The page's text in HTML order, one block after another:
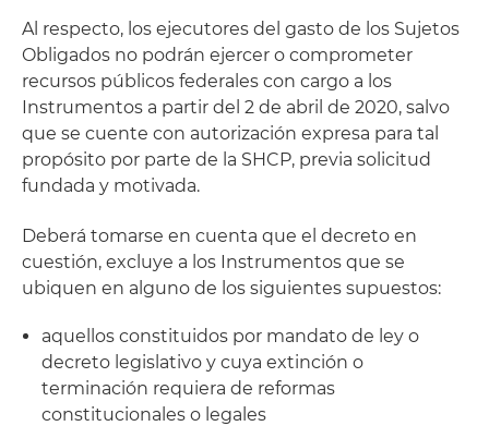
Al respecto, los ejecutores del gasto de los Sujetos
Obligados no podrán ejercer o comprometer
recursos públicos federales con cargo a los
Instrumentos a partir del 2 de abril de 2020, salvo
que se cuente con autorización expresa para tal
propósito por parte de la SHCP, previa solicitud
fundada y motivada.
Deberá tomarse en cuenta que el decreto en
cuestión, excluye a los Instrumentos que se
ubiquen en alguno de los siguientes supuestos:
aquellos constituidos por mandato de ley o
decreto legislativo y cuya extinción o
terminación requiera de reformas
constitucionales o legales